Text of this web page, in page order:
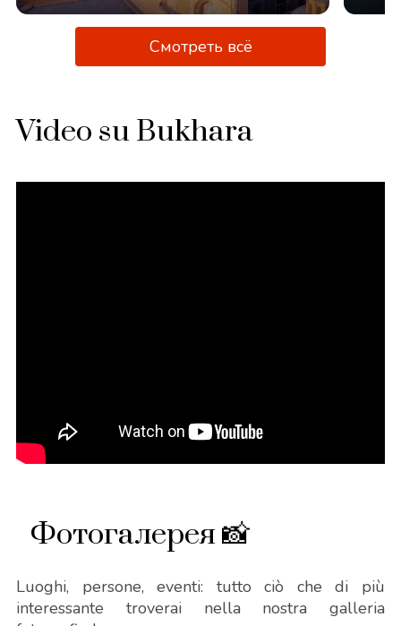
Смотреть всё
Video su Bukhara
Фотогалерея 📸
Luoghi, persone, eventi: tutto ciò che di più
interessante troverai nella nostra galleria